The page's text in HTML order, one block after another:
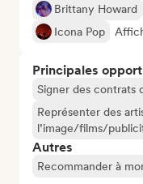
Brittany Howard
Icona Pop
Principales
Signer des contrats
Représenter des
l’image/films/
Autres
Recommander à